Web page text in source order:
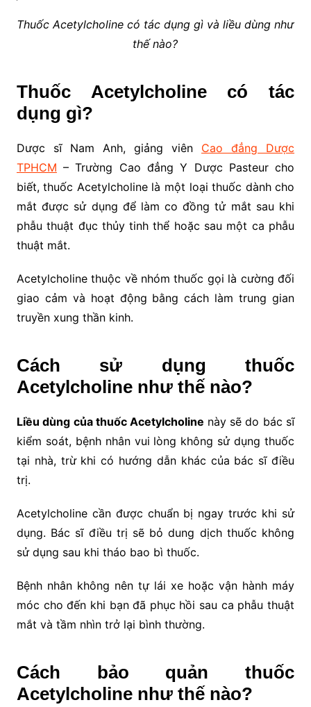
Thuốc Acetylcholine có tác dụng gì và liều dùng như
thế nào?
Thuốc Acetylcholine có tác
dụng gì?
Dược sĩ Nam Anh, giảng viên Cao đẳng Dược
TPHCM – Trường Cao đẳng Y Dược Pasteur cho
biết, thuốc Acetylcholine là một loại thuốc dành cho
mắt được sử dụng để làm co đồng tử mắt sau khi
phẫu thuật đục thủy tinh thể hoặc sau một ca phẫu
thuật mắt.
Acetylcholine thuộc về nhóm thuốc gọi là cường đối
giao cảm và hoạt động bằng cách làm trung gian
truyền xung thần kinh.
Cách sử dụng thuốc
Acetylcholine như thế nào?
Liều dùng của thuốc Acetylcholine này sẽ do bác sĩ
kiểm soát, bệnh nhân vui lòng không sử dụng thuốc
tại nhà, trừ khi có hướng dẫn khác của bác sĩ điều
trị.
Acetylcholine cần được chuẩn bị ngay trước khi sử
dụng. Bác sĩ điều trị sẽ bỏ dung dịch thuốc không
sử dụng sau khi tháo bao bì thuốc.
Bệnh nhân không nên tự lái xe hoặc vận hành máy
móc cho đến khi bạn đã phục hồi sau ca phẫu thuật
mắt và tầm nhìn trở lại bình thường.
Cách bảo quản thuốc
Acetylcholine như thế nào?